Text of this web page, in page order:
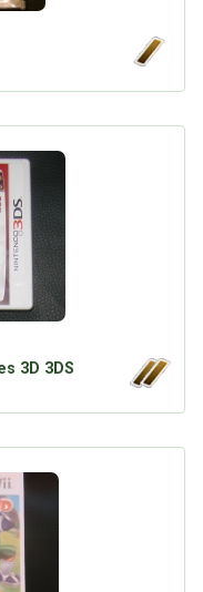
Mediadaten
Presse News
Erweitere Suche
Suchanfragen
Kategoriewolke
3D 3DS